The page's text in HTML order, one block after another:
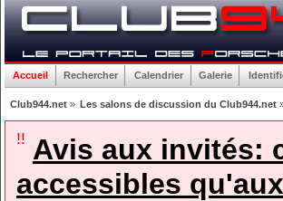
Accueil Rechercher Calendrier Galerie
Club944.net» Les salons de discussion du Club944.net
!! Avis aux invités:
accessibles